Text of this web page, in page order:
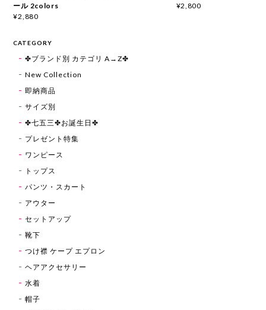
ール 2colors
¥2,880
¥2,800
CATEGORY
✤ブランド別 カテゴリ A→Z✤
New Collection
即納商品
サイズ別
✤七五三✤お誕生日✤
プレゼント特集
ワンピース
トップス
パンツ・スカート
アウター
セットアップ
靴下
つけ襟 ケープ エプロン
ヘアアクセサリー
水着
帽子